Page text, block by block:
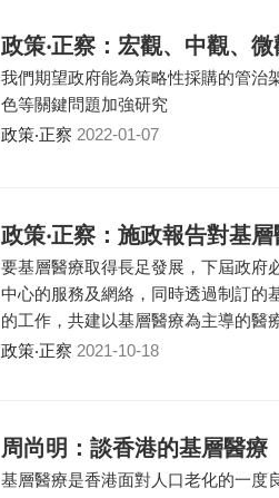
政策‧正察：宏觀、中觀、
我們期望政府能為策略性採購的管治
色等關鍵問題加強研究
政策‧正察 2022-01-07
政策‧正察：施政報告對基
要基層醫療取得長足發展，下屆政府
中心的服務及網絡，同時透過制訂的
的工作，共建以基層醫療為主導的醫
政策‧正察 2021-10-18
周尚明：談香港的基層醫療
基層醫療是香港面對人口老化的一度